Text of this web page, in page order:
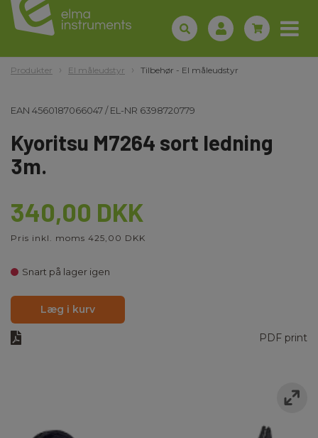
Produkter El måleudstyr Tilbehør - El måleudstyr
EAN 4560187066047/EL-NR 6398720779
Kyoritsu M7264 sort ledning
3m.
340,00 DKK
Pris inkl. moms 425,00 DKK
Snart på lager igen
Læg i kurv
PDF print